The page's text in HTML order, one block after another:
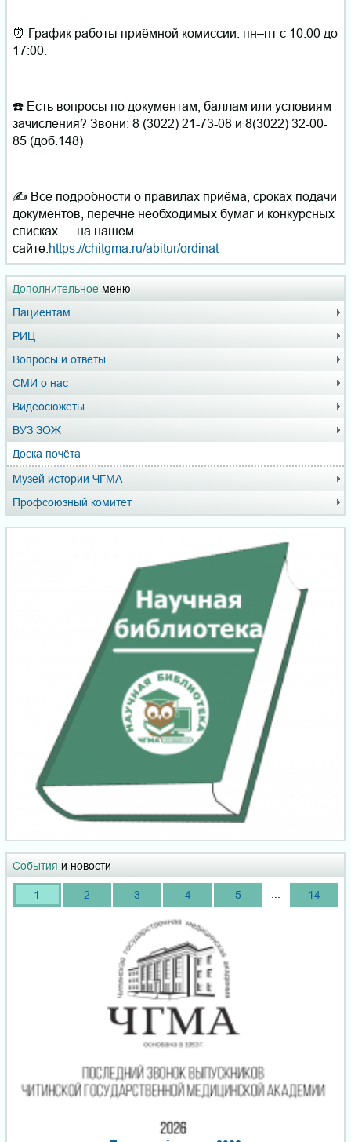
Дополнительное меню
Пациентам
РИЦ
Вопросы и ответы
СМИ о нас
Видеосюжеты
ВУЗ ЗОЖ
Доска почёта
Музей истории ЧГМА
Профсоюзный комитет
События и новости
1 2 3 4 5 14
⏰ График работы приёмной комиссии: пн–пт с 10:00 до
17:00.
☎️ Есть вопросы по документам, баллам или условиям
зачисления? Звони: 8 (3022) 21-73-08 и 8(3022) 32-00-
85 (доб.148)
✍️ Все подробности о правилах приёма, сроках подачи
документов, перечне необходимых бумаг и конкурсных
списках — на нашем
сайте:https://chitgma.ru/abitur/ordinat